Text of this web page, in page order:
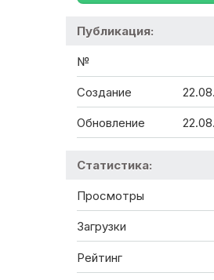
Публикация:
№
Создание
Обновление
Статистика:
Просмотры
Загрузки
Рейтинг